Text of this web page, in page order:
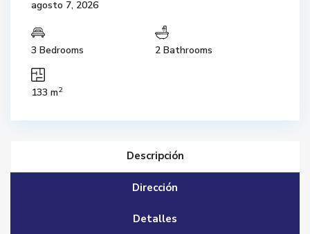
agosto 7, 2026
3 Bedrooms 2 Bathrooms
133 m2
Descripción
Dirección
Detalles